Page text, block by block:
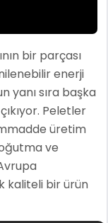
bir parçası
enerji
yanı sıra başka
Peletler
üretim
ve
kaliteli bir ürün